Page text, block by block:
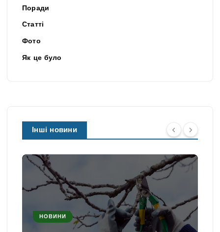
Поради
Статті
Фото
Як це було
Інші новини
НОВИНИ